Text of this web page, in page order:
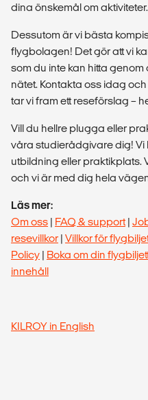
dina önskemål om aktiviteter.
Dessutom är vi bästa
flygbolagen! Det gör att vi
som du inte kan hitta
nätet. Kontakta oss idag
tar vi fram ett reseförslag –
Vill du hellre plugga eller
våra studierådgivare dig! Vi
utbildning eller praktikplats.
och vi är med dig hela
Läs mer:
Om oss | FAQ & support|
resevillkor | Villkor för
Policy | Boka om din
innehåll
KILROY in English